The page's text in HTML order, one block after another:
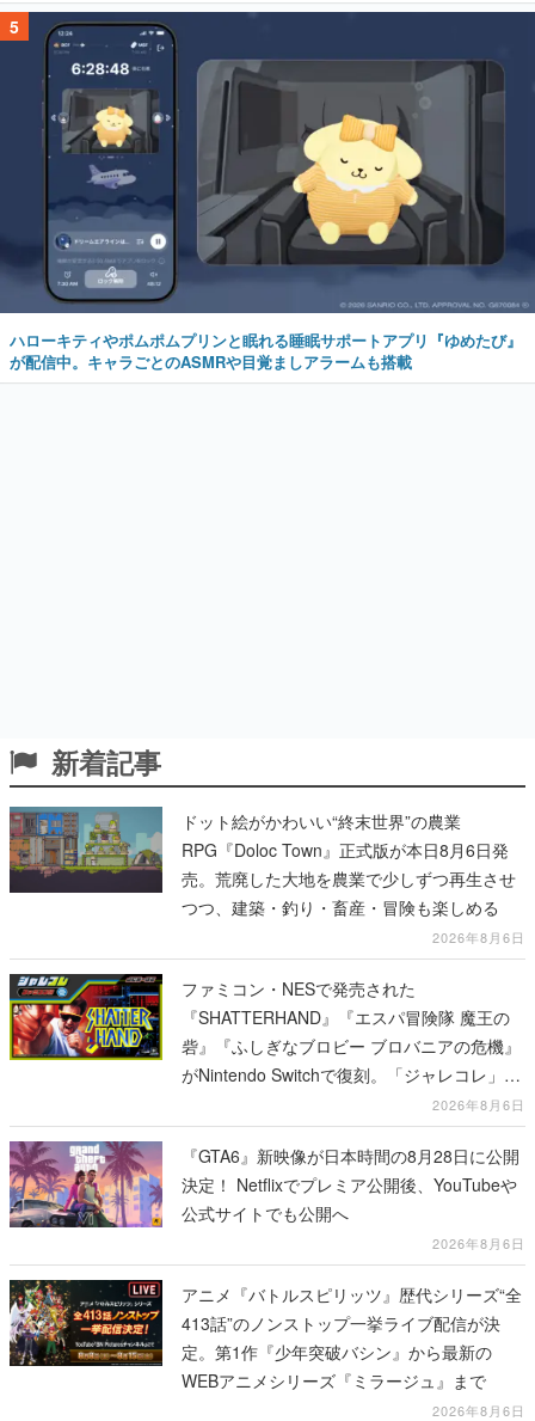
5
ハローキティやポムポムプリンと眠れる睡眠サポートアプリ『ゆめたび』
が配信中。キャラごとのASMRや目覚ましアラームも搭載
新着記事
ドット絵がかわいい“終末世界”の農業
RPG『Doloc Town』正式版が本日8月6日発
売。荒廃した大地を農業で少しずつ再生させ
つつ、建築・釣り・畜産・冒険も楽しめる
2026年8月6日
ファミコン・NESで発売された
『SHATTERHAND』『エスパ冒険隊 魔王の
砦』『ふしぎなブロビー ブロバニアの危機』
がNintendo Switchで復刻。「ジャレコレ」シ
2026年8月6日
『GTA6』新映像が日本時間の8月28日に公開
決定！ Netflixでプレミア公開後、YouTubeや
公式サイトでも公開へ
2026年8月6日
アニメ『バトルスピリッツ』歴代シリーズ“全
413話”のノンストップ一挙ライブ配信が決
定。第1作『少年突破バシン』から最新の
WEBアニメシリーズ『ミラージュ』まで
2026年8月6日